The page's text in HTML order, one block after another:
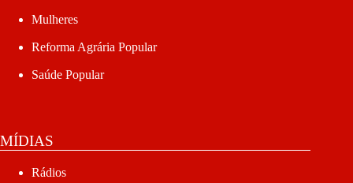
Mulheres
Reforma Agrária Popular
Saúde Popular
MÍDIAS
Rádios